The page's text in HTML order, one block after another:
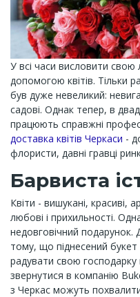
У всі часи висловити
допомогою квітів. Тільки
був дуже невеликий:
садові. Однак тепер, в
працюють справжні
доставка квітів Черкаси -
флористи, давні гравці
Барвиста
Квіти - вишукані, красиві,
любові і прихильності.
недовговічний
тому, що піднесений
радувати свою
звернутися в компанію
з Черкас можуть